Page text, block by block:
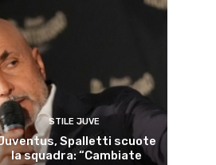
STILE JUVE
Spalletti scuote
la squadra: “Cambiate